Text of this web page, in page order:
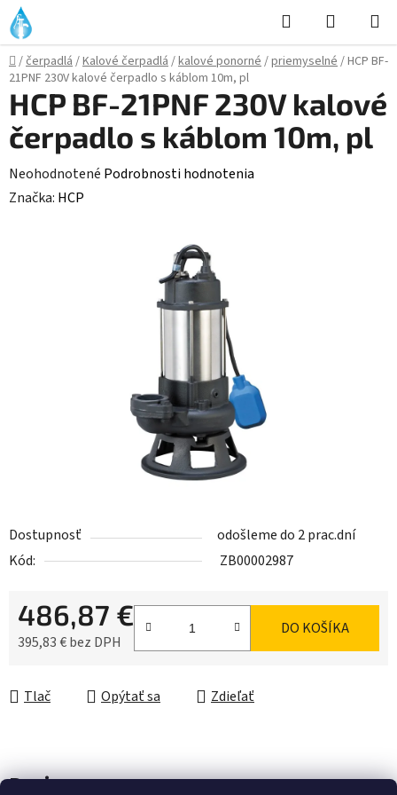
Prejsť
na
obsah
Hľadať
KOŠÍK
Domov
/čerpadlá/Kalové čerpadlá/kalové ponorné/priemyselné/HCP BF-
21PNF 230V kalové čerpadlo s káblom 10m, pl
Dostupnosť
odošleme do 2 prac.dní
Kód:
ZB00002987
486,87 €
395,83 € bez DPH
DO KOŠÍKA
Tlač Opýtať sa Zdieľať
HCP BF-21PNF 230V kalové
čerpadlo s káblom 10m, pl
Priemerné
hodnotenie
Neohodnotené Podrobnosti hodnotenia
Značka: HCP
Popis